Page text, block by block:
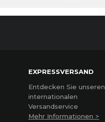
EXPRESSVERSAND
Entdecken Sie unseren
internationalen
Versandservice
Mehr Informationen >